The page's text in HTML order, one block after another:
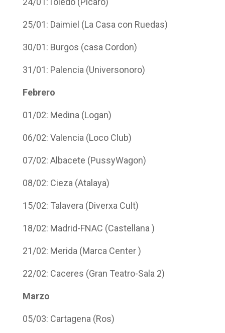
25/01: Daimiel (La Casa con Ruedas)
30/01: Burgos (casa Cordon)
31/01: Palencia (Universonoro)
Febrero
01/02: Medina (Logan)
06/02: Valencia (Loco Club)
07/02: Albacete (PussyWagon)
08/02: Cieza (Atalaya)
15/02: Talavera (Diverxa Cult)
18/02: Madrid-FNAC (Castellana )
21/02: Merida (Marca Center )
22/02: Caceres (Gran Teatro-Sala 2)
Marzo
05/03: Cartagena (Ros)